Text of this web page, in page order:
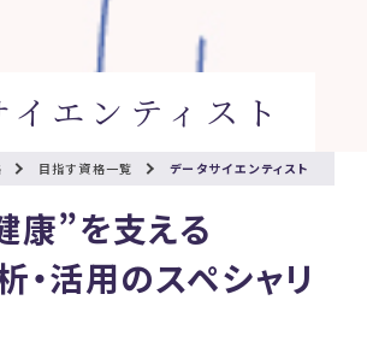
エンティスト
目指す資格一覧 データサイエンティスト
康”を支える
・活用のスペシャリ